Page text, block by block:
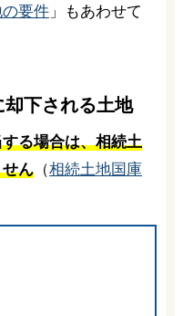
要件」もあわせて
下される土地
る場合は、相続土
ん（相続土地国庫